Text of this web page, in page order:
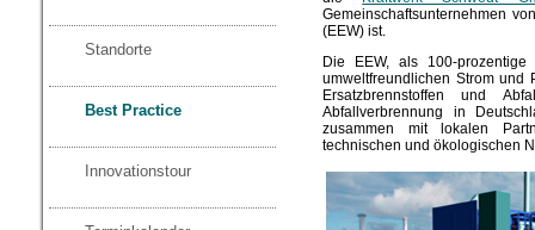
Standorte
Best Practice
Innovationstour
Gemeinschaftsunternehmen
(EEW) ist.
Die EEW, als 100-
umweltfreundlichen Strom und
Ersatzbrennstoffen und
Abfallverbrennung in
zusammen mit lokalen
technischen und ökologischen